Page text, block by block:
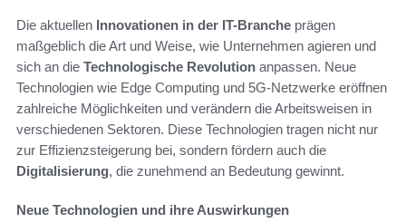
Die aktuellen Innovationen in der IT-Branche prägen
maßgeblich die Art und Weise, wie Unternehmen agieren und
sich an die Technologische Revolution anpassen. Neue
Technologien wie Edge Computing und 5G-Netzwerke eröffnen
zahlreiche Möglichkeiten und verändern die Arbeitsweisen in
verschiedenen Sektoren. Diese Technologien tragen nicht nur
zur Effizienzsteigerung bei, sondern fördern auch die
Digitalisierung, die zunehmend an Bedeutung gewinnt.
Neue Technologien und ihre Auswirkungen